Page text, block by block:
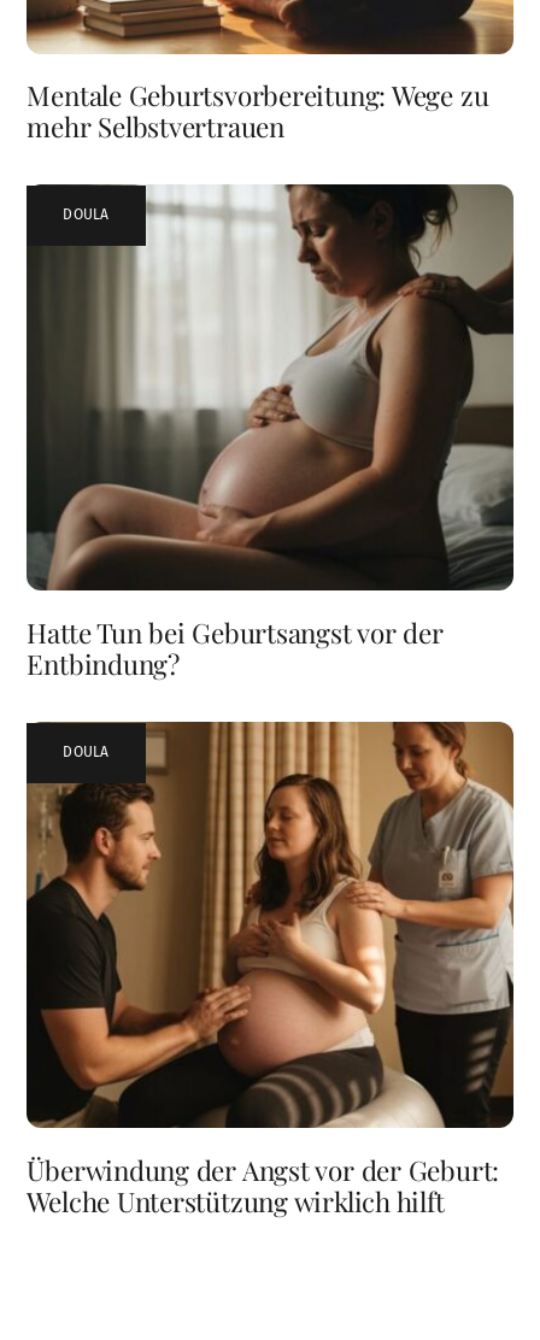
Mentale Geburtsvorbereitung: Wege zu
mehr Selbstvertrauen
DOULA
Hatte Tun bei Geburtsangst vor der
Entbindung?
DOULA
Überwindung der Angst vor der Geburt:
Welche Unterstützung wirklich hilft